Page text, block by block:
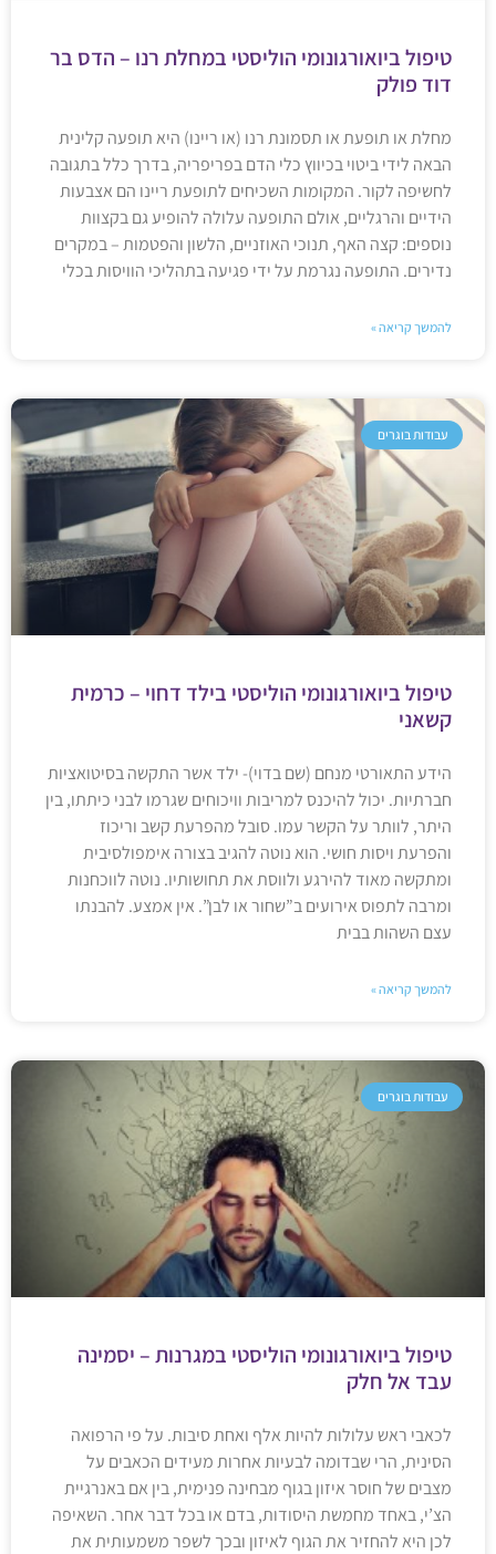
טיפול ביואורגונומי הוליסטי במחלת רנו – הדס בר
דוד פולק
מחלת או תופעת או תסמונת רנו (או ריינו) היא תופעה קלינית
הבאה לידי ביטוי בכיווץ כלי הדם בפריפריה, בדרך כלל בתגובה
לחשיפה לקור. המקומות השכיחים לתופעת ריינו הם אצבעות
הידיים והרגליים, אולם התופעה עלולה להופיע גם בקצוות
נוספים: קצה האף, תנוכי האוזניים, הלשון והפטמות – במקרים
נדירים. התופעה נגרמת על ידי פגיעה בתהליכי הוויסות בכלי
להמשך קריאה »
עבודות בוגרים
טיפול ביואורגונומי הוליסטי בילד דחוי – כרמית
קשאני
הידע התאורטי מנחם (שם בדוי)- ילד אשר התקשה בסיטואציות
חברתיות. יכול להיכנס למריבות וויכוחים שגרמו לבני כיתתו, בין
היתר, לוותר על הקשר עמו. סובל מהפרעת קשב וריכוז
והפרעת ויסות חושי. הוא נוטה להגיב בצורה אימפולסיבית
ומתקשה מאוד להירגע ולווסת את תחושותיו. נוטה לווכחנות
ומרבה לתפוס אירועים ב”שחור או לבן”. אין אמצע. להבנתו
עצם השהות בבית
להמשך קריאה »
עבודות בוגרים
טיפול ביואורגונומי הוליסטי במגרנות – יסמינה
עבד אל חלק
לכאבי ראש עלולות להיות אלף ואחת סיבות. על פי הרפואה
הסינית, הרי שבדומה לבעיות אחרות מעידים הכאבים על
מצבים של חוסר איזון בגוף מבחינה פנימית, בין אם באנרגיית
הצ’י, באחד מחמשת היסודות, בדם או בכל דבר אחר. השאיפה
לכן היא להחזיר את הגוף לאיזון ובכך לשפר משמעותית את